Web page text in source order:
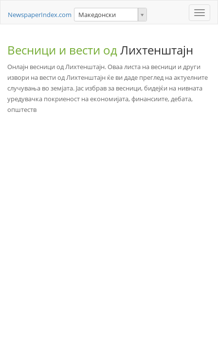
Toggle
NewspaperIndex.com Македонски
Весници и вести одЛихтенштајн
Онлајн весници од Лихтенштајн. Оваа листа на весници и други
извори на вести од Лихтенштајн ќе ви даде преглед на актуелните
случувања во земјата. Јас избрав за весници, бидејќи на нивната
уредувачка покриеност на економијата, финансиите, дебата,
општеств